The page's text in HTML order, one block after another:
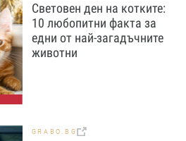
Световен ден на котките:
10 любопитни факта за
едни от най-загадъчните
животни
GRABO.BG